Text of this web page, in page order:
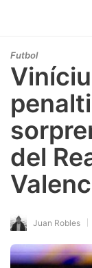
Futbol
del
Juan Robles